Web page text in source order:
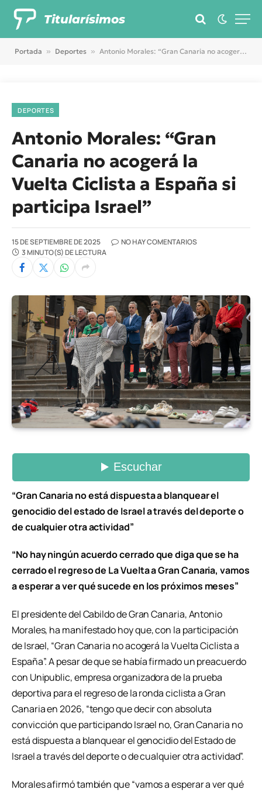
Titularísimos
Portada » Deportes » Antonio Morales: “Gran Canaria no acogerá la Vuelta Ciclista a España si participa Israel”
DEPORTES
Antonio Morales: “Gran
Canaria no acogerá la
Vuelta Ciclista a España si
participa Israel”
15 DE SEPTIEMBRE DE 2025
NO HAY COMENTARIOS
3 MINUTO(S) DE LECTURA
“Gran Canaria no está dispuesta a blanquear el
genocidio del estado de Israel a través del deporte o
de cualquier otra actividad”
“No hay ningún acuerdo cerrado que diga que se ha
cerrado el regreso de La Vuelta a Gran Canaria, vamos
a esperar a ver qué sucede en los próximos meses”
El presidente del Cabildo de Gran Canaria, Antonio
Morales, ha manifestado hoy que, con la participación
de Israel, “Gran Canaria no acogerá la Vuelta Ciclista a
España”. A pesar de que se había firmado un preacuerdo
con Unipublic, empresa organizadora de la prueba
deportiva para el regreso de la ronda ciclista a Gran
Canaria en 2026, “tengo que decir con absoluta
convicción que participando Israel no, Gran Canaria no
está dispuesta a blanquear el genocidio del Estado de
Israel a través del deporte o de cualquier otra actividad”.
Morales afirmó también que “vamos a esperar a ver qué